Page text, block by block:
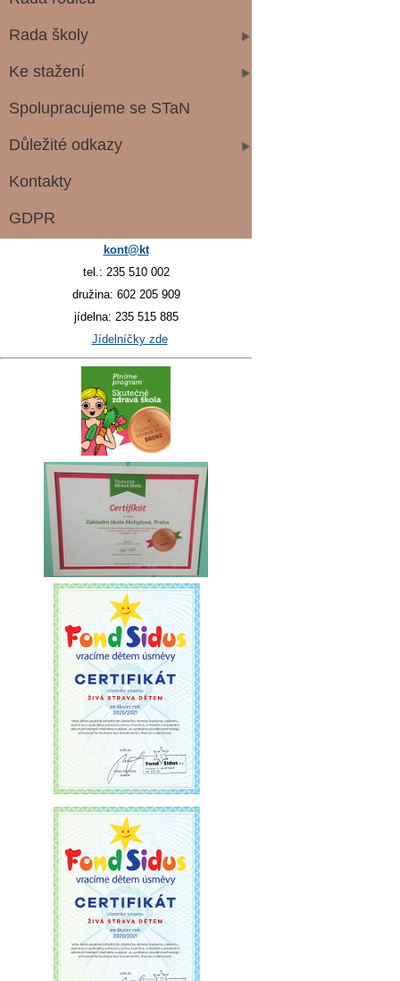
Rada školy
Ke stažení
Spolupracujeme se STaN
Důležité odkazy
Kontakty
GDPR
kont@kt
tel.: 235 510 002
družina: 602 205 909
jídelna: 235 515 885
Jídelníčky zde